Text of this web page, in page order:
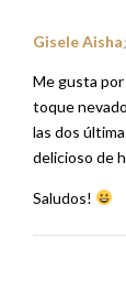
Gisele Aisha
Me gusta por
toque
las dos
delicioso de
Saludos!